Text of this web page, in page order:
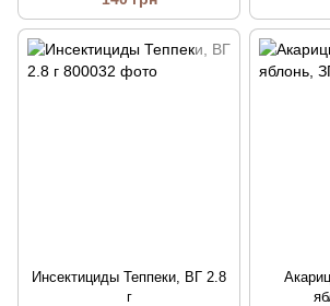
Инсектициды Теппеки, ВГ 2.8
г